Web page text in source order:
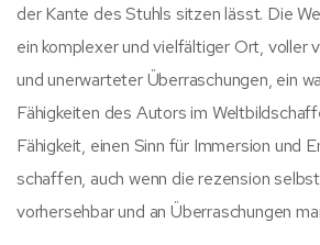
der Kante des Stuhls sitzen lässt. Die
ein komplexer und vielfältiger Ort, voller
und unerwarteter Überraschungen, ein
Fähigkeiten des Autors im
Fähigkeit, einen Sinn für Immersion und
schaffen, auch wenn die rezension
vorhersehbar und an Überraschungen